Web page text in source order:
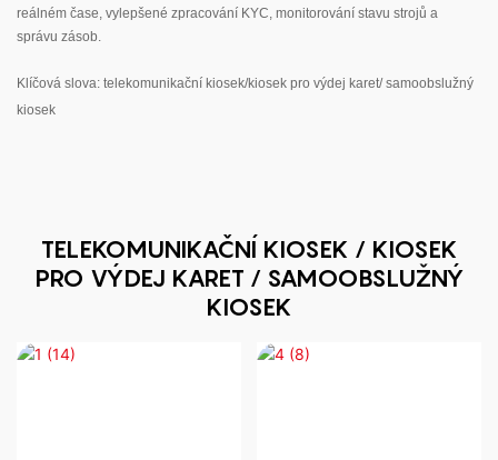
reálném čase, vylepšené zpracování KYC, monitorování stavu strojů a
správu zásob.
Klíčová slova: telekomunikační kiosek/kiosek pro výdej karet/ samoobslužný
kiosek
TELEKOMUNIKAČNÍ KIOSEK / KIOSEK
PRO VÝDEJ KARET / SAMOOBSLUŽNÝ
KIOSEK